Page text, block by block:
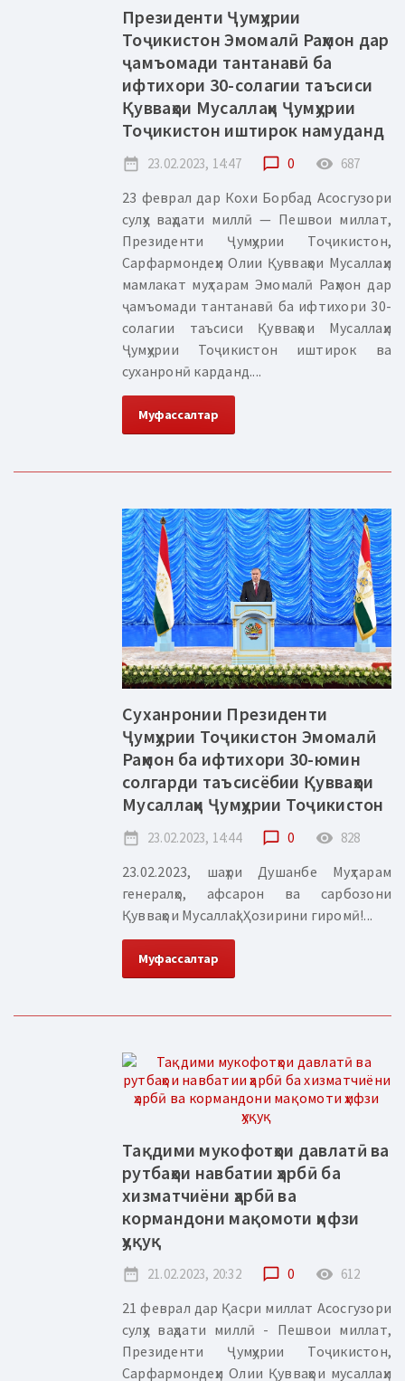
Президенти Ҷумҳурии
Тоҷикистон Эмомалӣ Раҳмон дар
ҷамъомади тантанавӣ ба
ифтихори 30-солагии таъсиси
Қувваҳои Мусаллаҳи Ҷумҳурии
Тоҷикистон иштирок намуданд
date_range 23.02.2023, 14:47 chat_bubble_outline 0 remove_red_eye 687
23 феврал дар Кохи Борбад Асосгузори
сулҳу ваҳдати миллӣ — Пешвои миллат,
Президенти Ҷумҳурии Тоҷикистон,
Сарфармондеҳи Олии Қувваҳои Мусаллаҳи
мамлакат муҳтарам Эмомалӣ Раҳмон дар
ҷамъомади тантанавӣ ба ифтихори 30-
солагии таъсиси Қувваҳои Мусаллаҳи
Ҷумҳурии Тоҷикистон иштирок ва
суханронӣ карданд....
Муфассалтар
Суханронии Президенти
Ҷумҳурии Тоҷикистон Эмомалӣ
Раҳмон ба ифтихори 30-юмин
солгарди таъсисёбии Қувваҳои
Мусаллаҳи Ҷумҳурии Тоҷикистон
date_range 23.02.2023, 14:44 chat_bubble_outline 0 remove_red_eye 828
23.02.2023, шаҳри Душанбе Муҳтарам
генералҳо, афсарон ва сарбозони
Қувваҳои Мусаллаҳ! Ҳозирини гиромӣ!...
Муфассалтар
Тақдими мукофотҳои давлатӣ ва
рутбаҳои навбатии ҳарбӣ ба
хизматчиёни ҳарбӣ ва
кормандони мақомоти ҳифзи
ҳуқуқ
date_range 21.02.2023, 20:32 chat_bubble_outline 0 remove_red_eye 612
21 феврал дар Қасри миллат Асосгузори
сулҳу ваҳдати миллӣ - Пешвои миллат,
Президенти Ҷумҳурии Тоҷикистон,
Сарфармондеҳи Олии Қувваҳои мусаллаҳи